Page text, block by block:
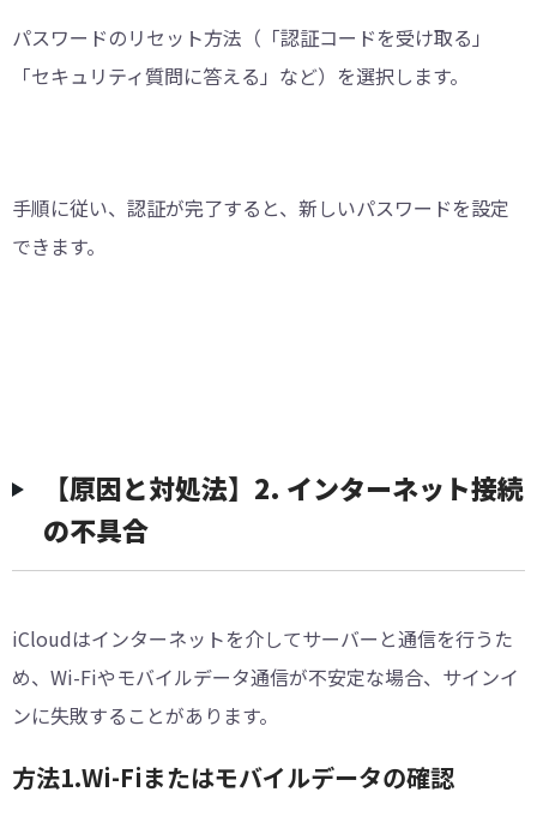
パスワードのリセット方法（「認証コードを受け取る」
「セキュリティ質問に答える」など）を選択します。
手順に従い、認証が完了すると、新しいパスワードを設定
できます。
【原因と対処法】2. インターネット接続
の不具合
iCloudはインターネットを介してサーバーと通信を行うた
め、Wi-Fiやモバイルデータ通信が不安定な場合、サインイ
ンに失敗することがあります。
方法1.Wi-Fiまたはモバイルデータの確認